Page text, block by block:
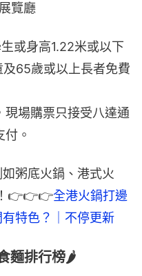
覽廳
或身高1.22米或以下
65歲或以上長者免費
場購票只接受八達通
。
粥底火鍋、港式火
👉👉👉全港火鍋打邊
特色？｜不停更新
麵排行榜🌶️